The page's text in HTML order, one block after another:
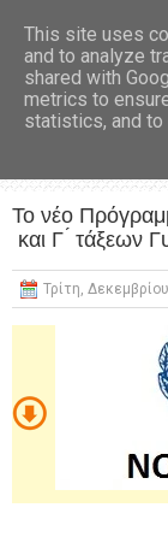
Το νέο
και Γ ́ τάξεων
Τρίτη,
This site uses
and to analyze
shared with
metrics to
statistics, and to